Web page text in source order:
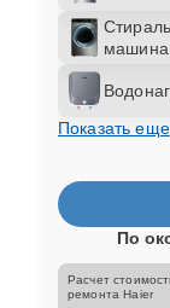
машина
Показать еще
По
Расчет
ремонта Haier